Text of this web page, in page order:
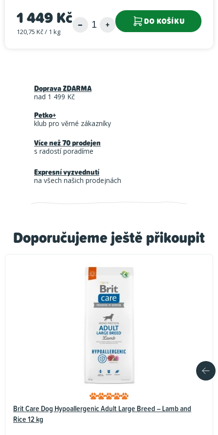
1 449 Kč
Měrná cena:
120,75 Kč / 1 kg
DO KOŠÍKU
Doporučujeme ještě přikoupit
Brit Care Dog Hypoallergenic Adult Large Breed – Lamb and
Rice 12 kg
Doprava ZDARMA
nad 1 499 Kč
Petko+
klub pro věrné zákazníky
Více než 70 prodejen
s radostí poradíme
Expresní vyzvednutí
na všech našich prodejnách